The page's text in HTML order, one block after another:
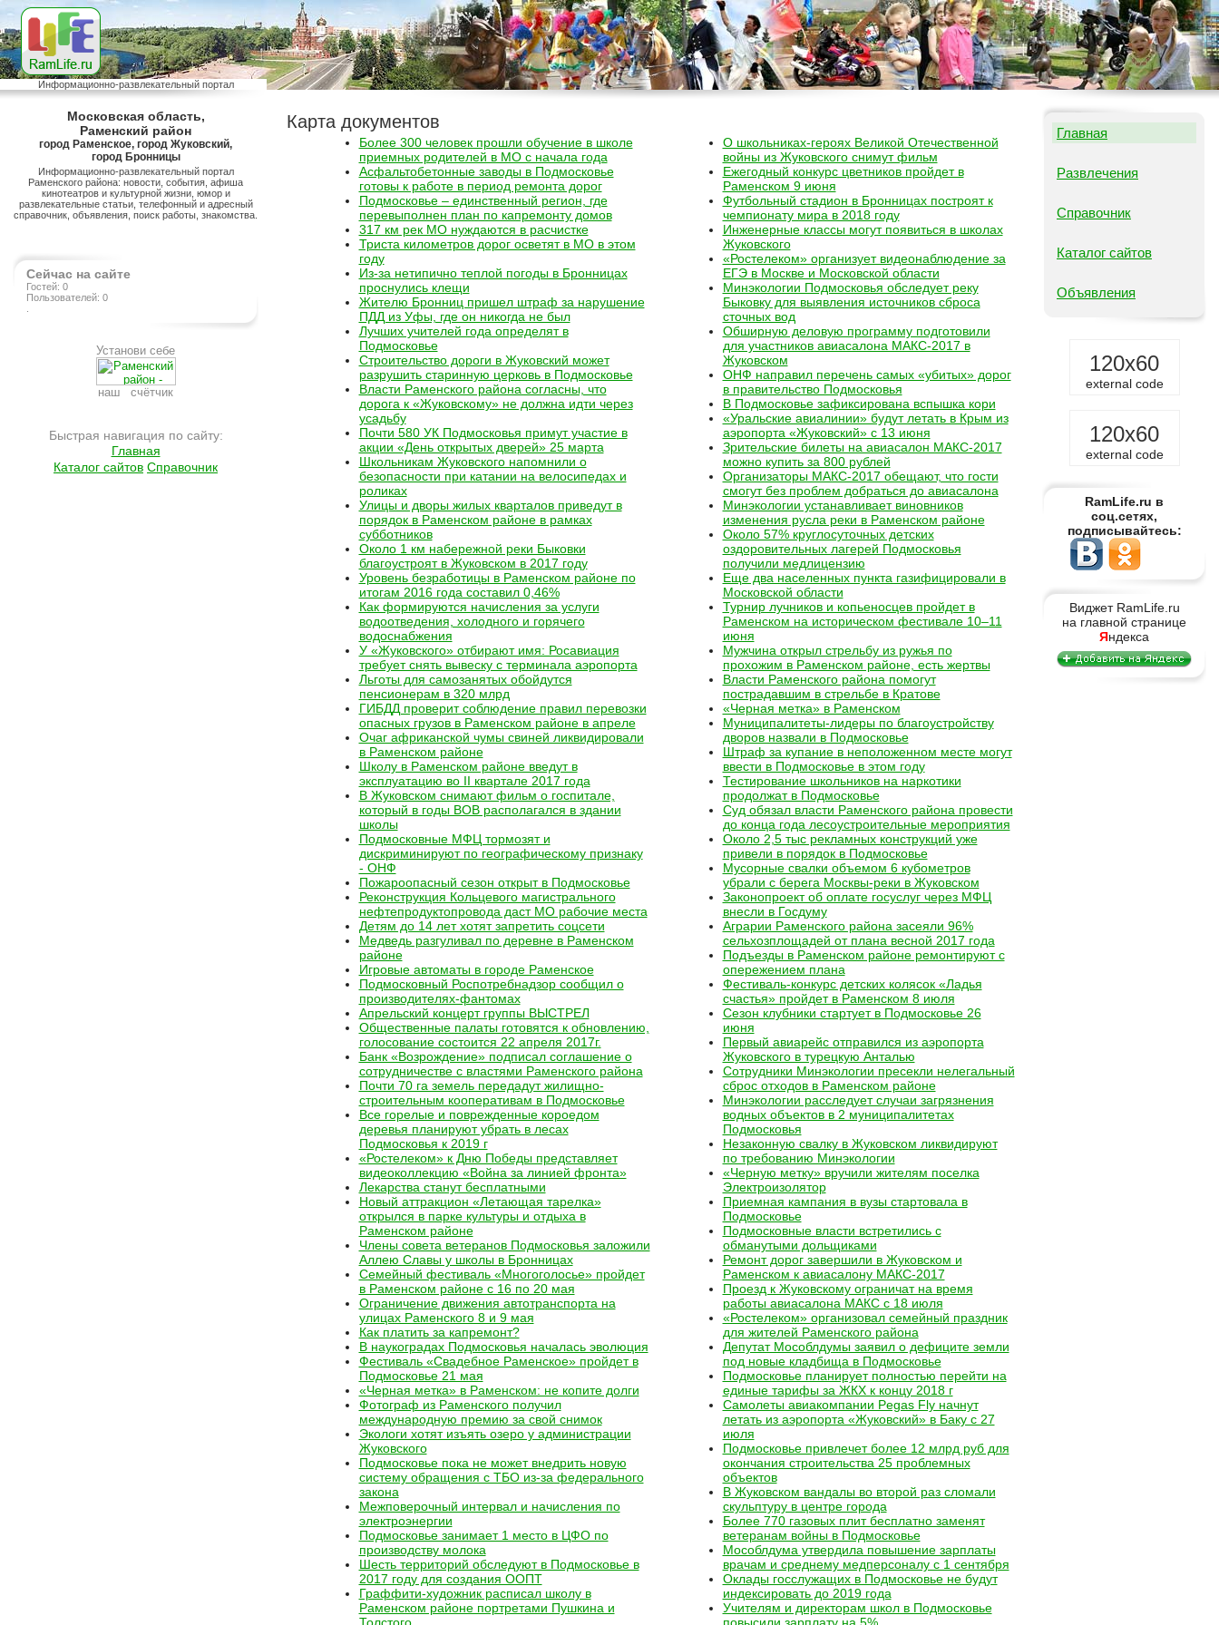
Информационно-развлекательный портал
Московская область,
Раменский район
город Раменское, город Жуковский,
город Бронницы
Информационно-развлекательный портал
Раменского района: новости, события, афиша
кинотеатров и культурной жизни, юмор и
развлекательные статьи, телефонный и адресный
справочник, объявления, поиск работы, знакомства.
Сейчас на сайте
Гостей: 0
Пользователей: 0
Установи себе
наш счётчик
Быстрая навигация по сайту:
Главная
Каталог сайтов Справочник
Карта документов
Более 300 человек прошли обучение в школе
приемных родителей в МО с начала года
Асфальтобетонные заводы в Подмосковье
готовы к работе в период ремонта дорог
Подмосковье – единственный регион, где
перевыполнен план по капремонту домов
317 км рек МО нуждаются в расчистке
Триста километров дорог осветят в МО в этом
году
Из-за нетипично теплой погоды в Бронницах
проснулись клещи
Жителю Бронниц пришел штраф за нарушение
ПДД из Уфы, где он никогда не был
Лучших учителей года определят в
Подмосковье
Строительство дороги в Жуковский может
разрушить старинную церковь в Подмосковье
Власти Раменского района согласны, что
дорога к «Жуковскому» не должна идти через
усадьбу
Почти 580 УК Подмосковья примут участие в
акции «День открытых дверей» 25 марта
Школьникам Жуковского напомнили о
безопасности при катании на велосипедах и
роликах
Улицы и дворы жилых кварталов приведут в
порядок в Раменском районе в рамках
субботников
Около 1 км набережной реки Быковки
благоустроят в Жуковском в 2017 году
Уровень безработицы в Раменском районе по
итогам 2016 года составил 0,46%
Как формируются начисления за услуги
водоотведения, холодного и горячего
водоснабжения
У «Жуковского» отбирают имя: Росавиация
требует снять вывеску с терминала аэропорта
Льготы для самозанятых обойдутся
пенсионерам в 320 млрд
ГИБДД проверит соблюдение правил перевозки
опасных грузов в Раменском районе в апреле
Очаг африканской чумы свиней ликвидировали
в Раменском районе
Школу в Раменском районе введут в
эксплуатацию во II квартале 2017 года
В Жуковском снимают фильм о госпитале,
который в годы ВОВ располагался в здании
школы
Подмосковные МФЦ тормозят и
дискриминируют по географическому признаку
- ОНФ
Пожароопасный сезон открыт в Подмосковье
Реконструкция Кольцевого магистрального
нефтепродуктопровода даст МО рабочие места
Детям до 14 лет хотят запретить соцсети
Медведь разгуливал по деревне в Раменском
районе
Игровые автоматы в городе Раменское
Подмосковный Роспотребнадзор сообщил о
производителях-фантомах
Апрельский концерт группы ВЫСТРЕЛ
Общественные палаты готовятся к обновлению,
голосование состоится 22 апреля 2017г.
Банк «Возрождение» подписал соглашение о
сотрудничестве с властями Раменского района
Почти 70 га земель передадут жилищно-
строительным кооперативам в Подмосковье
Все горелые и поврежденные короедом
деревья планируют убрать в лесах
Подмосковья к 2019 г
«Ростелеком» к Дню Победы представляет
видеоколлекцию «Война за линией фронта»
Лекарства станут бесплатными
Новый аттракцион «Летающая тарелка»
открылся в парке культуры и отдыха в
Раменском районе
Члены совета ветеранов Подмосковья заложили
Аллею Славы у школы в Бронницах
Семейный фестиваль «Многоголосье» пройдет
в Раменском районе с 16 по 20 мая
Ограничение движения автотранспорта на
улицах Раменского 8 и 9 мая
Как платить за капремонт?
В наукоградах Подмосковья началась эволюция
Фестиваль «Свадебное Раменское» пройдет в
Подмосковье 21 мая
«Черная метка» в Раменском: не копите долги
Фотограф из Раменского получил
международную премию за свой снимок
Экологи хотят изъять озеро у администрации
Жуковского
Подмосковье пока не может внедрить новую
систему обращения с ТБО из-за федерального
закона
Межповерочный интервал и начисления по
электроэнергии
Подмосковье занимает 1 место в ЦФО по
производству молока
Шесть территорий обследуют в Подмосковье в
2017 году для создания ООПТ
Граффити-художник расписал школу в
Раменском районе портретами Пушкина и
О школьниках-героях Великой Отечественной
войны из Жуковского снимут фильм
Ежегодный конкурс цветников пройдет в
Раменском 9 июня
Футбольный стадион в Бронницах построят к
чемпионату мира в 2018 году
Инженерные классы могут появиться в школах
Жуковского
«Ростелеком» организует видеонаблюдение за
ЕГЭ в Москве и Московской области
Минэкологии Подмосковья обследует реку
Быковку для выявления источников сброса
сточных вод
Обширную деловую программу подготовили
для участников авиасалона МАКС-2017 в
Жуковском
ОНФ направил перечень самых «убитых» дорог
в правительство Подмосковья
В Подмосковье зафиксирована вспышка кори
«Уральские авиалинии» будут летать в Крым из
аэропорта «Жуковский» с 13 июня
Зрительские билеты на авиасалон МАКС-2017
можно купить за 800 рублей
Организаторы МАКС-2017 обещают, что гости
смогут без проблем добраться до авиасалона
Минэкологии устанавливает виновников
изменения русла реки в Раменском районе
Около 57% круглосуточных детских
оздоровительных лагерей Подмосковья
получили медлицензию
Еще два населенных пункта газифицировали в
Московской области
Турнир лучников и копьеносцев пройдет в
Раменском на историческом фестивале 10–11
июня
Мужчина открыл стрельбу из ружья по
прохожим в Раменском районе, есть жертвы
Власти Раменского района помогут
пострадавшим в стрельбе в Кратове
«Черная метка» в Раменском
Муниципалитеты-лидеры по благоустройству
дворов назвали в Подмосковье
Штраф за купание в неположенном месте могут
ввести в Подмосковье в этом году
Тестирование школьников на наркотики
продолжат в Подмосковье
Суд обязал власти Раменского района провести
до конца года лесоустроительные мероприятия
Около 2,5 тыс рекламных конструкций уже
привели в порядок в Подмосковье
Мусорные свалки объемом 6 кубометров
убрали с берега Москвы-реки в Жуковском
Законопроект об оплате госуслуг через МФЦ
внесли в Госдуму
Аграрии Раменского района засеяли 96%
сельхозплощадей от плана весной 2017 года
Подъезды в Раменском районе ремонтируют с
опережением плана
Фестиваль-конкурс детских колясок «Ладья
счастья» пройдет в Раменском 8 июля
Сезон клубники стартует в Подмосковье 26
июня
Первый авиарейс отправился из аэропорта
Жуковского в турецкую Анталью
Сотрудники Минэкологии пресекли нелегальный
сброс отходов в Раменском районе
Минэкологии расследует случаи загрязнения
водных объектов в 2 муниципалитетах
Подмосковья
Незаконную свалку в Жуковском ликвидируют
по требованию Минэкологии
«Черную метку» вручили жителям поселка
Электроизолятор
Приемная кампания в вузы стартовала в
Подмосковье
Подмосковные власти встретились с
обманутыми дольщиками
Ремонт дорог завершили в Жуковском и
Раменском к авиасалону МАКС-2017
Проезд к Жуковскому ограничат на время
работы авиасалона МАКС с 18 июля
«Ростелеком» организовал семейный праздник
для жителей Раменского района
Депутат Мособлдумы заявил о дефиците земли
под новые кладбища в Подмосковье
Подмосковье планирует полностью перейти на
единые тарифы за ЖКХ к концу 2018 г
Самолеты авиакомпании Pegas Fly начнут
летать из аэропорта «Жуковский» в Баку с 27
июля
Подмосковье привлечет более 12 млрд руб для
окончания строительства 25 проблемных
объектов
В Жуковском вандалы во второй раз сломали
скульптуру в центре города
Более 770 газовых плит бесплатно заменят
ветеранам войны в Подмосковье
Мособлдума утвердила повышение зарплаты
врачам и среднему медперсоналу с 1 сентября
Оклады госслужащих в Подмосковье не будут
индексировать до 2019 года
Учителям и директорам школ в Подмосковье
Главная
Развлечения
Справочник
Каталог сайтов
Объявления
120x60
external code
120x60
external code
RamLife.ru в
соц.сетях,
подписывайтесь:
Виджет RamLife.ru
на главной странице
Яндекса